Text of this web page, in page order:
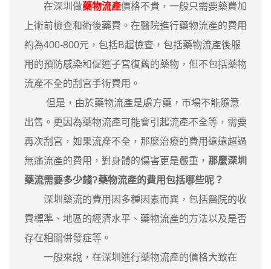
在深圳做藥物流產價格不貴，一般只需要藥費加
上術前檢查和術後藥費。在醫院進行藥物流產的費用
約為400-800元，包括B超檢查，包括藥物流產後服
用的預防感染和促進子宮復舊的藥物，但不包括藥物
流產不全的刮宮手術費用。
但是，由於藥物流產是處方藥，市場不能隨意
出售。更因為藥物流產可能會引起流產不全等，需要
再次刮宮，如果流產不全，那麼治療的費用遠遠超過
無痛流產的費用，對身體的傷害更是嚴重， 那麼深圳
藥流需要多少錢?藥物流產的費用包括哪些呢？
深圳藥流的費用因多種因素而異，包括醫院的收
費標準、地區的經濟水平、藥物流產的方法以及是否
存在相關併發症等。
一般來說，在深圳進行藥物流產的價格大致在